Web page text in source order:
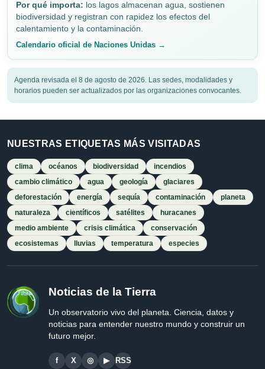
Por qué importa: los lagos almacenan agua, sostienen
biodiversidad y registran con rapidez los efectos del
calentamiento y la contaminación.
Calendario oficial de Naciones Unidas →
Agenda revisada el 8 de agosto de 2026. Las sedes, modalidades y
horarios pueden ser actualizados por las organizaciones convocantes.
NUESTRAS ETIQUETAS MÁS VISITADAS
clima océanos biodiversidad
incendios
cambio climático
agua geología
glaciares
deforestación
energía sequía contaminación
planeta
naturaleza
científicos satélites
huracanes
medio ambiente
crisis climática
conservación
ecosistemas
lluvias temperatura especies
Noticias de la Tierra
Un observatorio vivo del planeta. Ciencia, datos y
noticias para entender nuestro mundo y construir un
futuro mejor.
f X ◎ ▶ RSS